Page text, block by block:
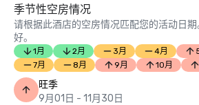
季节性空房情况
请根据此酒店的空房情况匹配您的活动日
好。
1月 2月 3月 4月
7月
8月 9月 10月
旺季
9月01日 - 11月30日